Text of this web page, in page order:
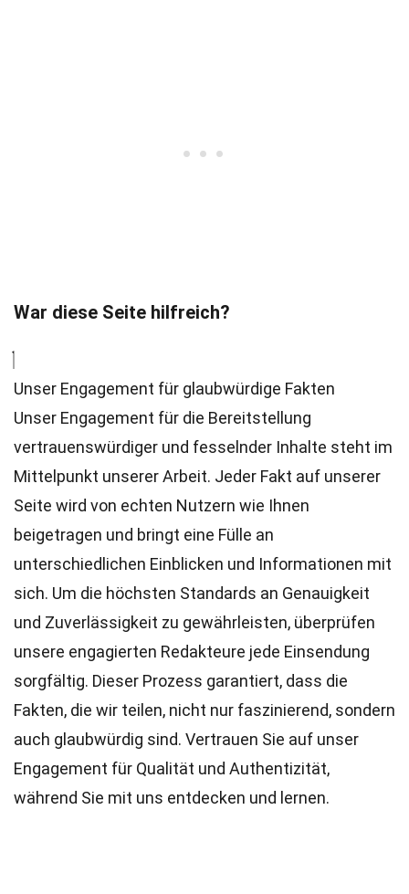
War diese Seite hilfreich?
Unser Engagement für glaubwürdige Fakten
Unser Engagement für die Bereitstellung
vertrauenswürdiger und fesselnder Inhalte steht im
Mittelpunkt unserer Arbeit. Jeder Fakt auf unserer
Seite wird von echten Nutzern wie Ihnen
beigetragen und bringt eine Fülle an
unterschiedlichen Einblicken und Informationen mit
sich. Um die höchsten Standards an Genauigkeit
und Zuverlässigkeit zu gewährleisten, überprüfen
unsere engagierten Redakteure jede Einsendung
sorgfältig. Dieser Prozess garantiert, dass die
Fakten, die wir teilen, nicht nur faszinierend, sondern
auch glaubwürdig sind. Vertrauen Sie auf unser
Engagement für Qualität und Authentizität,
während Sie mit uns entdecken und lernen.